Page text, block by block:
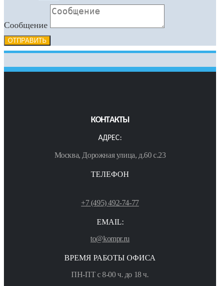
Сообщение
ОТПРАВИТЬ
КОНТАКТЫ
АДРЕС:
Москва, Дорожная улица, д.60 с.23
ТЕЛЕФОН
+7 (495) 492-74-77
EMAIL:
to@kompr.ru
ВРЕМЯ РАБОТЫ ОФИСА
ПН-ПТ с 8-00 ч. до 18 ч.